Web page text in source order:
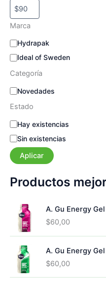
Marca
M
r
c
Hydrapak
Ideal of Sweden
Categoría
C
t
e
g
o
r
í
Novedades
Estado
E
t
a
d
Hay existencias
Sin existencias
Aplicar
Productos
A. Gu Energy
$60,00
A. Gu Energy
$60,00